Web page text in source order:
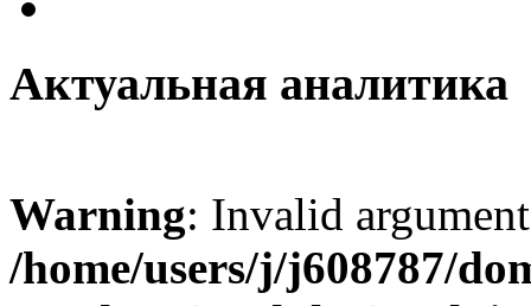
Актуальная аналитика
Warning: Invalid
/home/users/j/j608787/